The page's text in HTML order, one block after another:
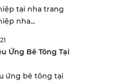
tại nha trang
nha...
Ứng Bê Tông Tại
ứng bê tông tại